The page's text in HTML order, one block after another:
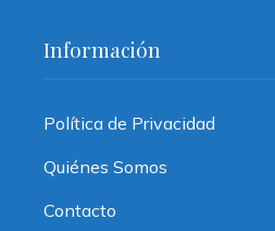
Información
Política de Privacidad
Quiénes Somos
Contacto